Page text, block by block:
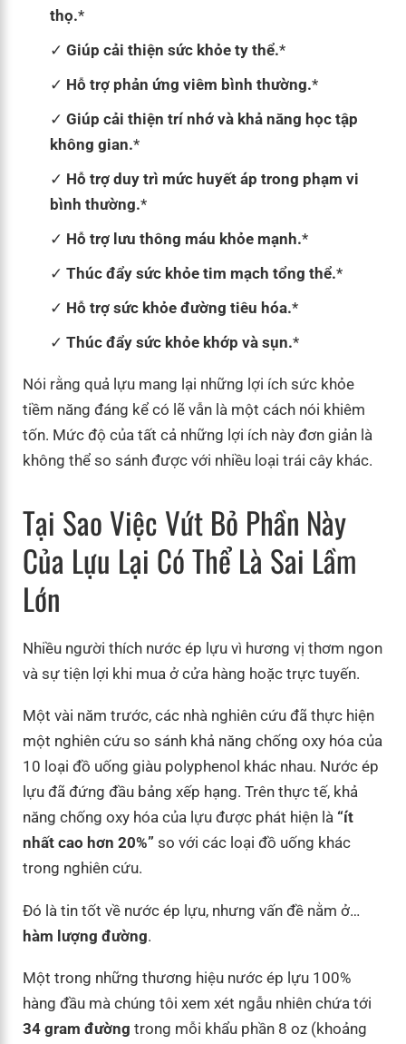
thọ.*
Giúp cải thiện sức khỏe ty thể.*
Hỗ trợ phản ứng viêm bình thường.*
Giúp cải thiện trí nhớ và khả năng học tập
không gian.*
Hỗ trợ duy trì mức huyết áp trong phạm vi
bình thường.*
Hỗ trợ lưu thông máu khỏe mạnh.*
Thúc đẩy sức khỏe tim mạch tổng thể.*
Hỗ trợ sức khỏe đường tiêu hóa.*
Thúc đẩy sức khỏe khớp và sụn.*
Nói rằng quả lựu mang lại những lợi ích sức khỏe
tiềm năng đáng kể có lẽ vẫn là một cách nói khiêm
tốn. Mức độ của tất cả những lợi ích này đơn giản là
không thể so sánh được với nhiều loại trái cây khác.
Tại Sao Việc Vứt Bỏ Phần Này
Của Lựu Lại Có Thể Là Sai Lầm
Lớn
Nhiều người thích nước ép lựu vì hương vị thơm ngon
và sự tiện lợi khi mua ở cửa hàng hoặc trực tuyến.
Một vài năm trước, các nhà nghiên cứu đã thực hiện
một nghiên cứu so sánh khả năng chống oxy hóa của
10 loại đồ uống giàu polyphenol khác nhau. Nước ép
lựu đã đứng đầu bảng xếp hạng. Trên thực tế, khả
năng chống oxy hóa của lựu được phát hiện là “ít
nhất cao hơn 20%” so với các loại đồ uống khác
trong nghiên cứu.
Đó là tin tốt về nước ép lựu, nhưng vấn đề nằm ở…
hàm lượng đường.
Một trong những thương hiệu nước ép lựu 100%
hàng đầu mà chúng tôi xem xét ngẫu nhiên chứa tới
34 gram đường trong mỗi khẩu phần 8 oz (khoảng